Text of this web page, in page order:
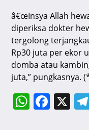
â€œInsya Allah
diperiksa dokter
tergolong
Rp30 juta per ekor
domba atau
juta,” pungkasnya.
W F X